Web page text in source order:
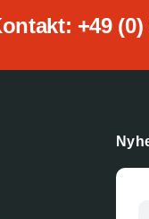
+49 (0)